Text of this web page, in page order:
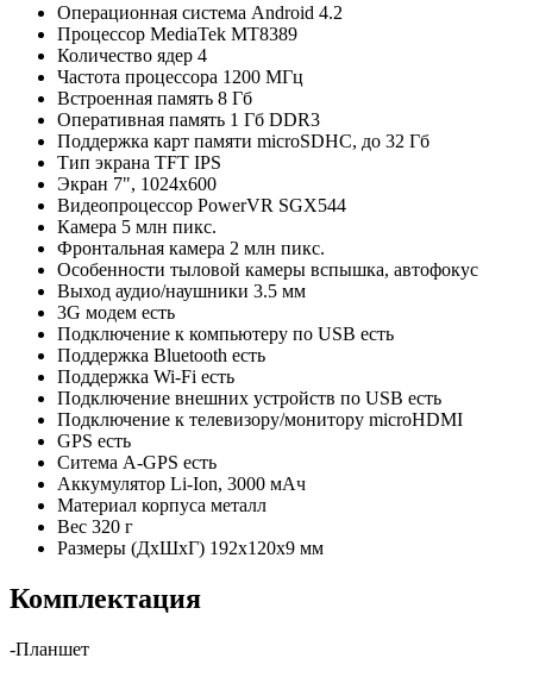
Операционная система Android 4.2
Процессор MediaTek MT8389
Количество ядер 4
Частота процессора 1200 МГц
Встроенная память 8 Гб
Оперативная память 1 Гб DDR3
Поддержка карт памяти microSDHC, до 32 Гб
Тип экрана TFT IPS
Экран 7", 1024x600
Видеопроцессор PowerVR SGX544
Камера 5 млн пикс.
Фронтальная камера 2 млн пикс.
Особенности тыловой камеры вспышка, автофокус
Выход аудио/наушники 3.5 мм
3G модем есть
Подключение к компьютеру по USB есть
Поддержка Bluetooth есть
Поддержка Wi-Fi есть
Подключение внешних устройств по USB есть
Подключение к телевизору/монитору microHDMI
GPS есть
Ситема A-GPS есть
Аккумулятор Li-Ion, 3000 мАч
Материал корпуса металл
Вес 320 г
Размеры (ДхШхГ) 192x120x9 мм
Комплектация
-Планшет